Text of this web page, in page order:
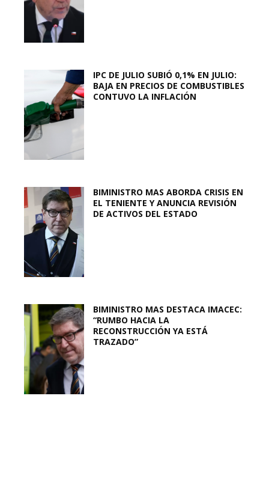
IPC DE JULIO SUBIÓ 0,1% EN JULIO:
BAJA EN PRECIOS DE COMBUSTIBLES
CONTUVO LA INFLACIÓN
BIMINISTRO MAS ABORDA CRISIS EN
EL TENIENTE Y ANUNCIA REVISIÓN
DE ACTIVOS DEL ESTADO
BIMINISTRO MAS DESTACA IMACEC:
“RUMBO HACIA LA
RECONSTRUCCIÓN YA ESTÁ
TRAZADO”